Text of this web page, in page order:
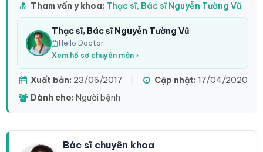
Tham vấn y khoa: Thạc sĩ, Bác sĩ Nguyễn Tường Vũ
Thạc sĩ, Bác sĩ Nguyễn Tường Vũ
Hello Doctor
Xem hồ sơ chuyên môn ›
Xuất bản: 23/06/2017 Cập nhật: 17/04/2020
Dành cho: Người bệnh
Bác sĩ chuyên khoa